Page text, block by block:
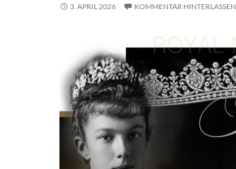
3. APRIL 2026 KOMMENTAR HINTERLASSEN